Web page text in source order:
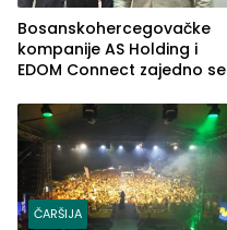
Bosanskohercegovačke
kompanije AS Holding i
EDOM Connect zajedno se
ČARŠIJA